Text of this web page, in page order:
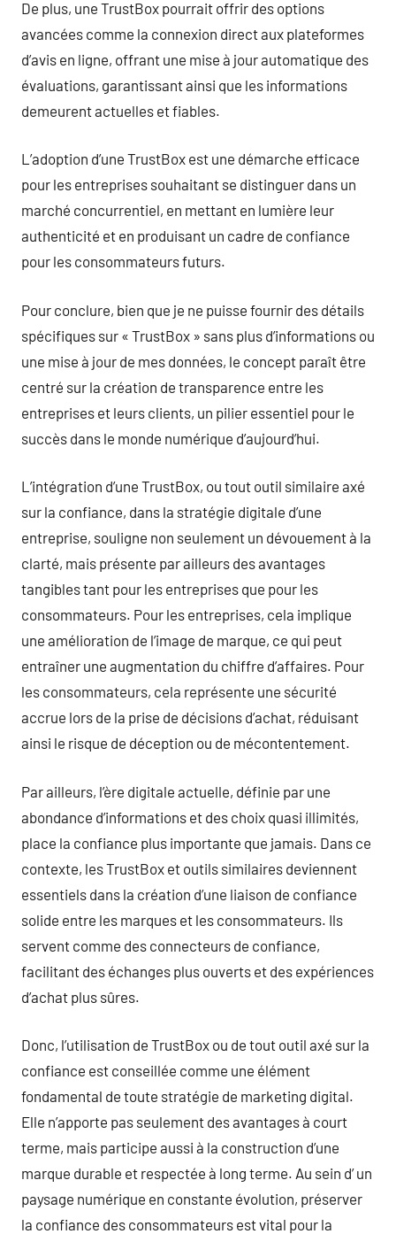
De plus, une TrustBox pourrait offrir des options
avancées comme la connexion direct aux plateformes
d’avis en ligne, offrant une mise à jour automatique des
évaluations, garantissant ainsi que les informations
demeurent actuelles et fiables.
L’adoption d’une TrustBox est une démarche efficace
pour les entreprises souhaitant se distinguer dans un
marché concurrentiel, en mettant en lumière leur
authenticité et en produisant un cadre de confiance
pour les consommateurs futurs.
Pour conclure, bien que je ne puisse fournir des détails
spécifiques sur « TrustBox » sans plus d’informations ou
une mise à jour de mes données, le concept paraît être
centré sur la création de transparence entre les
entreprises et leurs clients, un pilier essentiel pour le
succès dans le monde numérique d’aujourd’hui.
L’intégration d’une TrustBox, ou tout outil similaire axé
sur la confiance, dans la stratégie digitale d’une
entreprise, souligne non seulement un dévouement à la
clarté, mais présente par ailleurs des avantages
tangibles tant pour les entreprises que pour les
consommateurs. Pour les entreprises, cela implique
une amélioration de l’image de marque, ce qui peut
entraîner une augmentation du chiffre d’affaires. Pour
les consommateurs, cela représente une sécurité
accrue lors de la prise de décisions d’achat, réduisant
ainsi le risque de déception ou de mécontentement.
Par ailleurs, l’ère digitale actuelle, définie par une
abondance d’informations et des choix quasi illimités,
place la confiance plus importante que jamais. Dans ce
contexte, les TrustBox et outils similaires deviennent
essentiels dans la création d’une liaison de confiance
solide entre les marques et les consommateurs. Ils
servent comme des connecteurs de confiance,
facilitant des échanges plus ouverts et des expériences
d’achat plus sûres.
Donc, l’utilisation de TrustBox ou de tout outil axé sur la
confiance est conseillée comme une élément
fondamental de toute stratégie de marketing digital.
Elle n’apporte pas seulement des avantages à court
terme, mais participe aussi à la construction d’une
marque durable et respectée à long terme. Au sein d’ un
paysage numérique en constante évolution, préserver
la confiance des consommateurs est vital pour la